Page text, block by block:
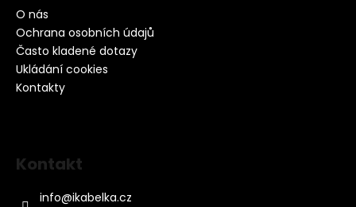
O nás
Ochrana osobních údajů
Často kladené dotazy
Ukládání cookies
Kontakty
Kontakt
info@ikabelka.cz